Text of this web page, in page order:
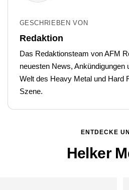
GESCHRIEBEN VON
Redaktion
Das Redaktionsteam von AFM
neuesten News, Ankündigungen
Welt des Heavy Metal und Hard
Szene.
ENTDECKE
Helker